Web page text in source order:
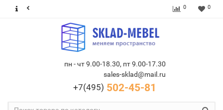
0 0
пн - чт 9.00-18.30, пт 9.00-17.30
sales-sklad@mail.ru
+7(495) 502-45-81